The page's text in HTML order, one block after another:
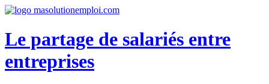
Le partage de salariés entre
entreprises